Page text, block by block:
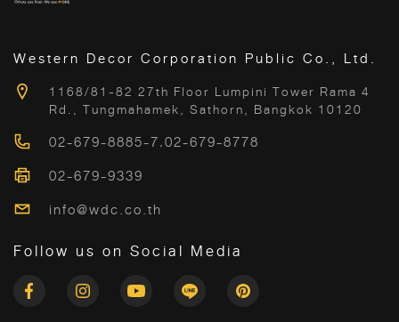
Western Decor Corporation Public Co., Ltd.
1168/81-82 27th Floor Lumpini Tower Rama 4
Rd., Tungmahamek, Sathorn, Bangkok 10120
02-679-8885-7,02-679-8778
02-679-9339
info@wdc.co.th
Follow us on Social Media